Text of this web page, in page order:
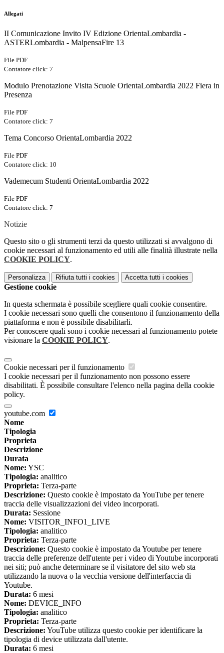
Allegati
II Comunicazione Invito IV Edizione OrientaLombardia -
ASTERLombardia - MalpensaFire 13
File PDF
Contatore click: 7
Modulo Prenotazione Visita Scuole OrientaLombardia 2022 Fiera in
Presenza
File PDF
Contatore click: 7
Tema Concorso OrientaLombardia 2022
File PDF
Contatore click: 10
Vademecum Studenti OrientaLombardia 2022
File PDF
Contatore click: 7
Notizie
Questo sito o gli strumenti terzi da questo utilizzati si avvalgono di
cookie necessari al funzionamento ed utili alle finalità illustrate nella
COOKIE POLICY.
Personalizza Rifiuta tutti i cookies Accetta tutti i cookies
Gestione cookie
In questa schermata è possibile scegliere quali cookie consentire.
I cookie necessari sono quelli che consentono il funzionamento della
piattaforma e non è possibile disabilitarli.
Per conoscere quali sono i cookie necessari al funzionamento potete
visionare la COOKIE POLICY.
Cookie necessari per il funzionamento
I cookie necessari per il funzionamento non possono essere
disabilitati. È possibile consultare l'elenco nella pagina della cookie
policy.
youtube.com
Nome
Tipologia
Proprieta
Descrizione
Durata
Nome: YSC
Tipologia: analitico
Proprieta: Terza-parte
Descrizione: Questo cookie è impostato da YouTube per tenere
traccia delle visualizzazioni dei video incorporati.
Durata: Sessione
Nome: VISITOR_INFO1_LIVE
Tipologia: analitico
Proprieta: Terza-parte
Descrizione: Questo cookie è impostato da Youtube per tenere
traccia delle preferenze dell'utente per i video di Youtube incorporati
nei siti; può anche determinare se il visitatore del sito web sta
utilizzando la nuova o la vecchia versione dell'interfaccia di
Youtube.
Durata: 6 mesi
Nome: DEVICE_INFO
Tipologia: analitico
Proprieta: Terza-parte
Descrizione: YouTube utilizza questo cookie per identificare la
tipologia di device utilizzata dall'utente.
Durata: 6 mesi